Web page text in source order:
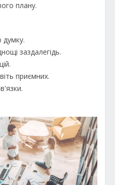
плану.
заздалегідь.
приємних.